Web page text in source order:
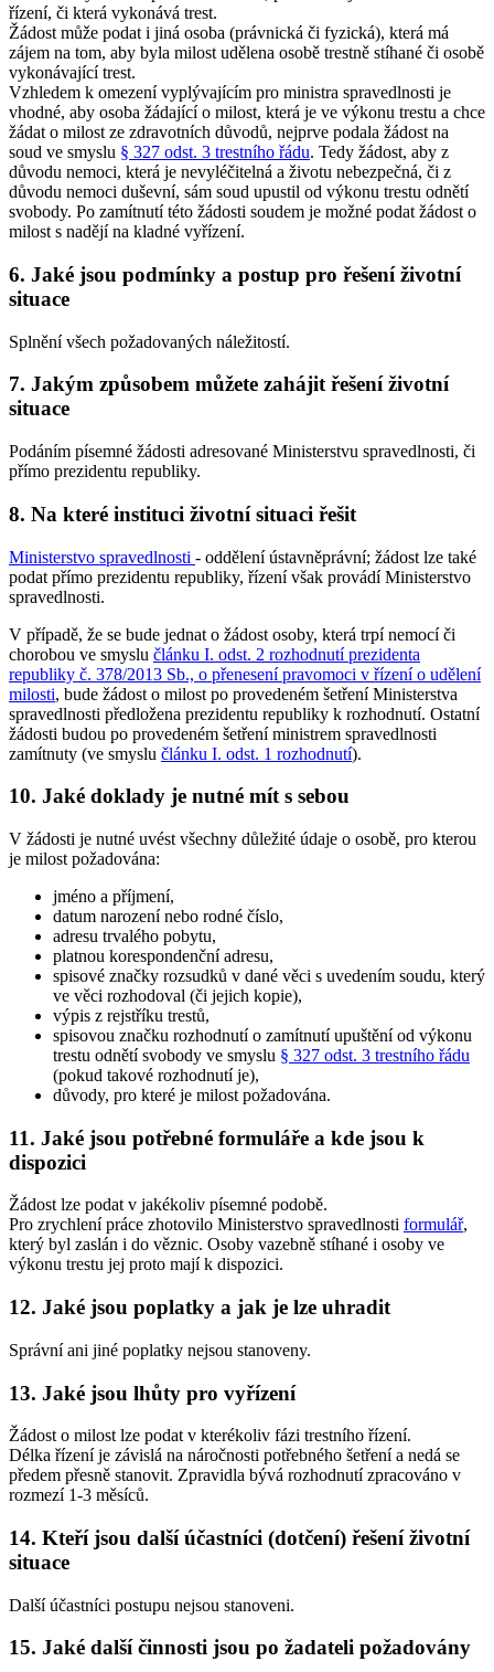
řízení, či která vykonává trest.
Žádost může podat i jiná osoba (právnická či fyzická), která má
zájem na tom, aby byla milost udělena osobě trestně stíhané či osobě
vykonávající trest.
Vzhledem k omezení vyplývajícím pro ministra spravedlnosti je
vhodné, aby osoba žádající o milost, která je ve výkonu trestu a chce
žádat o milost ze zdravotních důvodů, nejprve podala žádost na
soud ve smyslu § 327 odst. 3 trestního řádu. Tedy žádost, aby z
důvodu nemoci, která je nevyléčitelná a životu nebezpečná, či z
důvodu nemoci duševní, sám soud upustil od výkonu trestu odnětí
svobody. Po zamítnutí této žádosti soudem je možné podat žádost o
milost s nadějí na kladné vyřízení.
6. Jaké jsou podmínky a postup pro řešení životní
situace
Splnění všech požadovaných náležitostí.
7. Jakým způsobem můžete zahájit řešení životní
situace
Podáním písemné žádosti adresované Ministerstvu spravedlnosti, či
přímo prezidentu republiky.
8. Na které instituci životní situaci řešit
Ministerstvo spravedlnosti - oddělení ústavněprávní; žádost lze také
podat přímo prezidentu republiky, řízení však provádí Ministerstvo
spravedlnosti.
V případě, že se bude jednat o žádost osoby, která trpí nemocí či
chorobou ve smyslu článku I. odst. 2 rozhodnutí prezidenta
republiky č. 378/2013 Sb., o přenesení pravomoci v řízení o udělení
milosti, bude žádost o milost po provedeném šetření Ministerstva
spravedlnosti předložena prezidentu republiky k rozhodnutí. Ostatní
žádosti budou po provedeném šetření ministrem spravedlnosti
zamítnuty (ve smyslu článku I. odst. 1 rozhodnutí).
10. Jaké doklady je nutné mít s sebou
V žádosti je nutné uvést všechny důležité údaje o osobě, pro kterou
je milost požadována:
jméno a příjmení,
datum narození nebo rodné číslo,
adresu trvalého pobytu,
platnou korespondenční adresu,
spisové značky rozsudků v dané věci s uvedením soudu, který
ve věci rozhodoval (či jejich kopie),
výpis z rejstříku trestů,
spisovou značku rozhodnutí o zamítnutí upuštění od výkonu
trestu odnětí svobody ve smyslu § 327 odst. 3 trestního řádu
(pokud takové rozhodnutí je),
důvody, pro které je milost požadována.
11. Jaké jsou potřebné formuláře a kde jsou k
dispozici
Žádost lze podat v jakékoliv písemné podobě.
Pro zrychlení práce zhotovilo Ministerstvo spravedlnosti formulář,
který byl zaslán i do věznic. Osoby vazebně stíhané i osoby ve
výkonu trestu jej proto mají k dispozici.
12. Jaké jsou poplatky a jak je lze uhradit
Správní ani jiné poplatky nejsou stanoveny.
13. Jaké jsou lhůty pro vyřízení
Žádost o milost lze podat v kterékoliv fázi trestního řízení.
Délka řízení je závislá na náročnosti potřebného šetření a nedá se
předem přesně stanovit. Zpravidla bývá rozhodnutí zpracováno v
rozmezí 1-3 měsíců.
14. Kteří jsou další účastníci (dotčení) řešení životní
situace
Další účastníci postupu nejsou stanoveni.
15. Jaké další činnosti jsou po žadateli požadovány